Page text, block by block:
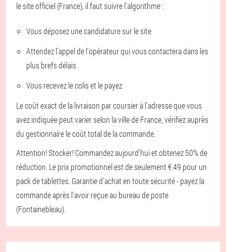
le site officiel (France), il faut suivre l'algorithme :
Vous déposez une candidature sur le site
Attendez l'appel de l'opérateur qui vous contactera dans les
plus brefs délais
Vous recevez le colis et le payez
Le coût exact de la livraison par coursier à l'adresse que vous
avez indiquée peut varier selon la ville de France, vérifiez auprès
du gestionnaire le coût total de la commande.
Attention! Stocker! Commandez aujourd'hui et obtenez 50% de
réduction. Le prix promotionnel est de seulement € 49 pour un
pack de tablettes. Garantie d'achat en toute sécurité - payez la
commande après l'avoir reçue au bureau de poste
(Fontainebleau).